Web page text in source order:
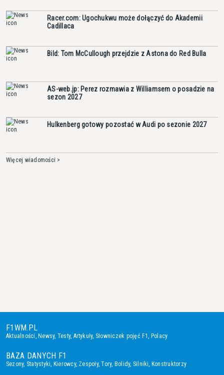
Racer.com: Ugochukwu może dołączyć do Akademii
Cadillaca
Bild: Tom McCullough przejdzie z Astona do Red Bulla
AS-web.jp: Perez rozmawia z Williamsem o posadzie na
sezon 2027
Hulkenberg gotowy pozostać w Audi po sezonie 2027
Więcej wiadomości >
F1WM.PL
Aktualności, Newsy, Testy, Artykuły, Słowniczek pojęć F1, Polacy
BAZA DANYCH F1
Sezony, Statystyki, Kierowcy, Zespoły,Tory, Bolidy, Silniki, Konstruktorzy